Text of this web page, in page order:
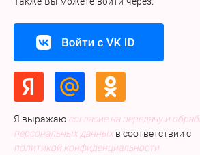
Я выражаю согласие на передачу и
персональных данных в соответствии с
политикой конфиденциальности